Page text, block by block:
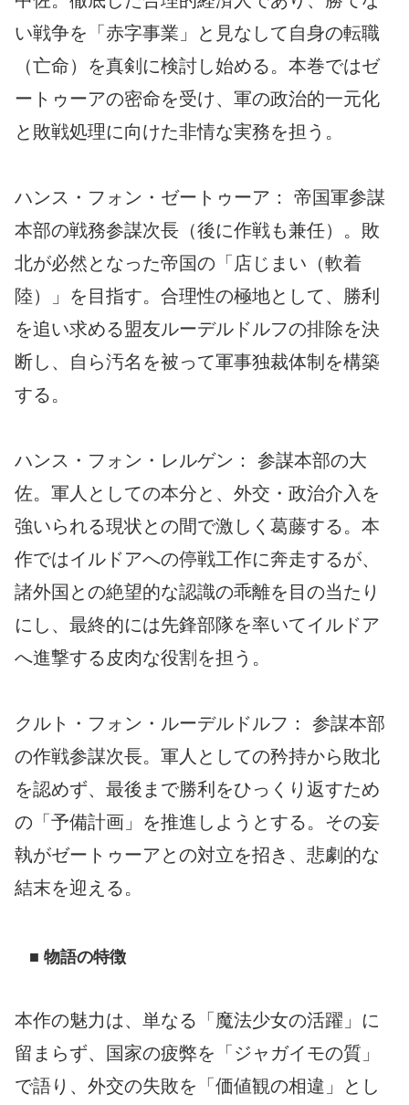
い戦争を「赤字事業」と見なして自身の転職
（亡命）を真剣に検討し始める。本巻ではゼ
ートゥーアの密命を受け、軍の政治的一元化
と敗戦処理に向けた非情な実務を担う。
ハンス・フォン・ゼートゥーア： 帝国軍参謀
本部の戦務参謀次長（後に作戦も兼任）。敗
北が必然となった帝国の「店じまい（軟着
陸）」を目指す。合理性の極地として、勝利
を追い求める盟友ルーデルドルフの排除を決
断し、自ら汚名を被って軍事独裁体制を構築
する。
ハンス・フォン・レルゲン： 参謀本部の大
佐。軍人としての本分と、外交・政治介入を
強いられる現状との間で激しく葛藤する。本
作ではイルドアへの停戦工作に奔走するが、
諸外国との絶望的な認識の乖離を目の当たり
にし、最終的には先鋒部隊を率いてイルドア
へ進撃する皮肉な役割を担う。
クルト・フォン・ルーデルドルフ： 参謀本部
の作戦参謀次長。軍人としての矜持から敗北
を認めず、最後まで勝利をひっくり返すため
の「予備計画」を推進しようとする。その妄
執がゼートゥーアとの対立を招き、悲劇的な
結末を迎える。
■ 物語の特徴
本作の魅力は、単なる「魔法少女の活躍」に
留まらず、国家の疲弊を「ジャガイモの質」
で語り、外交の失敗を「価値観の相違」とし